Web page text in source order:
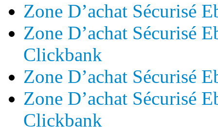
Zone D’achat Sécurisé
Zone D’achat Sécurisé
Clickbank
Zone D’achat Sécurisé
Zone D’achat Sécurisé
Clickbank